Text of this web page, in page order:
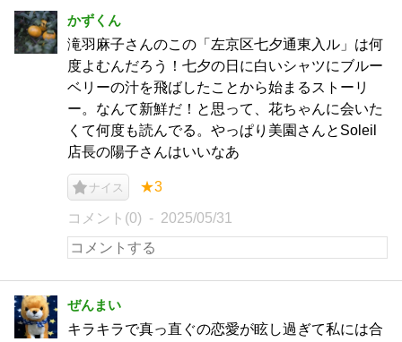
かずくん
滝羽麻子さんのこの「左京区七夕通東入ル」は何
度よむんだろう！七夕の日に白いシャツにブルー
ベリーの汁を飛ばしたことから始まるストーリ
ー。なんて新鮮だ！と思って、花ちゃんに会いた
くて何度も読んでる。やっぱり美園さんとSoleil
店長の陽子さんはいいなあ
ナイス ★3
コメント(0) 2025/05/31
ぜんまい
キラキラで真っ直ぐの恋愛が眩し過ぎて私には合